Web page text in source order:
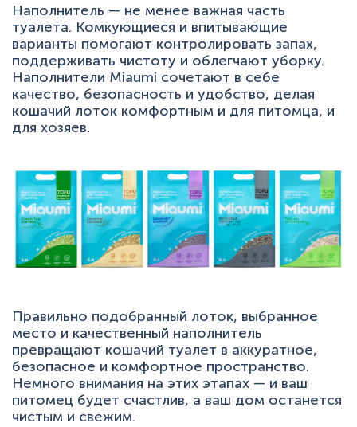
Наполнитель — не менее важная часть
туалета. Комкующиеся и впитывающие
варианты помогают контролировать запах,
поддерживать чистоту и облегчают уборку.
Наполнители Miaumi сочетают в себе
качество, безопасность и удобство, делая
кошачий лоток комфортным и для питомца, и
для хозяев.
Правильно подобранный лоток, выбранное
место и качественный наполнитель
превращают кошачий туалет в аккуратное,
безопасное и комфортное пространство.
Немного внимания на этих этапах — и ваш
питомец будет счастлив, а ваш дом останется
чистым и свежим.